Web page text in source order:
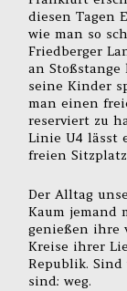
diesen Tagen
wie man so
Friedberger
an Stoßstange
seine Kinder
man einen
reserviert zu
Linie U4 lässt
freien
Der Alltag
Kaum jemand
genießen ihre
Kreise ihrer
Republik. Sind
sind: weg.